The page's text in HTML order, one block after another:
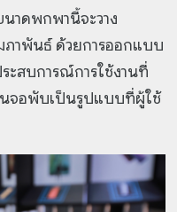
าดพกพานี้จะวาง
าพันธ์ ด้วยการออกแบบ
ะสบการณ์การใช้งานที่
นจอพับเป็นรูปแบบที่ผู้ใช้